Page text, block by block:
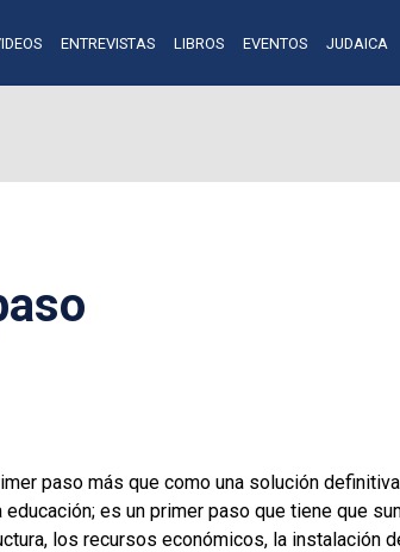
ENTREVISTAS LIBROS EVENTOS JUDAICA
paso más que como una solución
es un primer paso que tiene que
los recursos económicos, la instalación